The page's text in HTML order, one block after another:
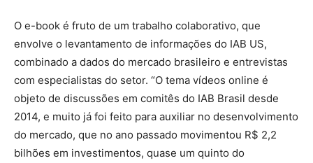
O e-book é fruto de um trabalho colaborativo, que
envolve o levantamento de informações do IAB US,
combinado a dados do mercado brasileiro e entrevistas
com especialistas do setor. “O tema vídeos online é
objeto de discussões em comitês do IAB Brasil desde
2014, e muito já foi feito para auxiliar no desenvolvimento
do mercado, que no ano passado movimentou R$ 2,2
bilhões em investimentos, quase um quinto do